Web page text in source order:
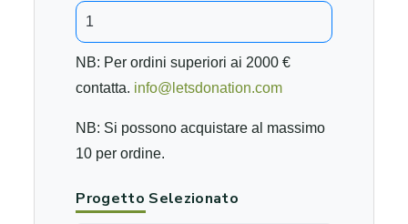
NB: Per ordini superiori ai 2000 €
contatta. info@letsdonation.com
NB: Si possono acquistare al massimo
10 per ordine.
Progetto Selezionato